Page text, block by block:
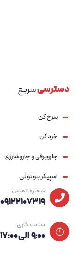
دسترسیسریع
سرخ کن
خرد کن
جاروبرقی و جاروشارژی
اسپیکر بلوتوثی
شماره تماس
09122107319
ساعت کاری
۹:۰۰ الی ۱۷:۰۰